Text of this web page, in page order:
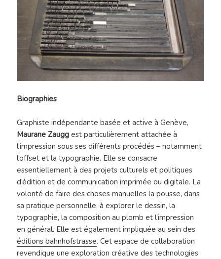
Biographies
Graphiste indépendante basée et active à Genève,
Maurane Zaugg est particulièrement attachée à
l’impression sous ses différents procédés – notamment
l’offset et la typographie. Elle se consacre
essentiellement à des projets culturels et politiques
d’édition et de communication imprimée ou digitale. La
volonté de faire des choses manuelles la pousse, dans
sa pratique personnelle, à explorer le dessin, la
typographie, la composition au plomb et l’impression
en général. Elle est également impliquée au sein des
éditions bahnhofstrasse. Cet espace de collaboration
revendique une exploration créative des technologies